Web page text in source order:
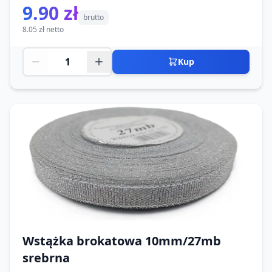
9.90 zł brutto
8.05 zł netto
Kup
Wstążka brokatowa 10mm/27mb
srebrna